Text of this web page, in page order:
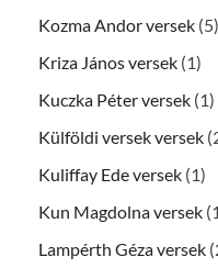
Kozma Andor versek (5)
Kriza János versek (1)
Kuczka Péter versek (1)
Külföldi versek versek
Kuliffay Ede versek (1)
Kun Magdolna versek
Lampérth Géza versek